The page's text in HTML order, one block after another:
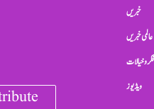
خبریں
عالمی خبریں
فکر و خیالات
ویڈیوز